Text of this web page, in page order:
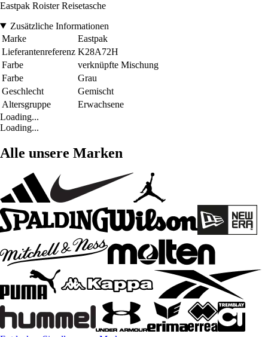
Eastpak Roister Reisetasche
Zusätzliche Informationen
Marke
Eastpak
Lieferantenreferenz K28A72H
Farbe
verknüpfte Mischung
Farbe
Grau
Geschlecht
Gemischt
Altersgruppe
Erwachsene
Loading...
Loading...
Alle unsere Marken